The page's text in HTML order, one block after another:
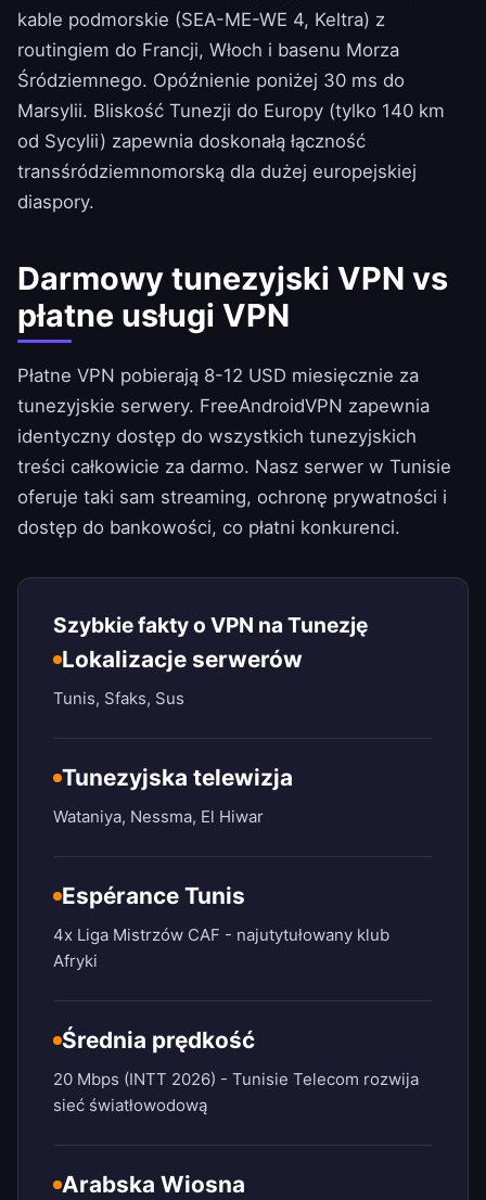
kable podmorskie (SEA-ME-WE 4, Keltra) z
routingiem do Francji, Włoch i basenu Morza
Śródziemnego. Opóźnienie poniżej 30 ms do
Marsylii. Bliskość Tunezji do Europy (tylko 140 km
od Sycylii) zapewnia doskonałą łączność
transśródziemnomorską dla dużej europejskiej
diaspory.
Darmowy tunezyjski VPN vs
płatne usługi VPN
Płatne VPN pobierają 8-12 USD miesięcznie za
tunezyjskie serwery. FreeAndroidVPN zapewnia
identyczny dostęp do wszystkich tunezyjskich
treści całkowicie za darmo. Nasz serwer w Tunisie
oferuje taki sam streaming, ochronę prywatności i
dostęp do bankowości, co płatni konkurenci.
Szybkie fakty o VPN na Tunezję
Lokalizacje serwerów
Tunis, Sfaks, Sus
Tunezyjska telewizja
Wataniya, Nessma, El Hiwar
Espérance Tunis
4x Liga Mistrzów CAF - najutytułowany klub
Afryki
Średnia prędkość
20 Mbps (INTT 2026) - Tunisie Telecom rozwija
sieć światłowodową
Arabska Wiosna